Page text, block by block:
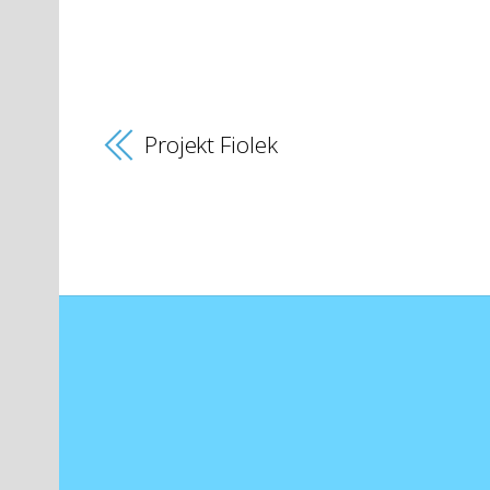
Projekt Fiolek